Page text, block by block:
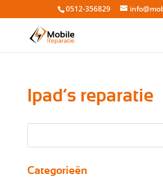
0512-356829
Ipad’s reparatie
Categorieën